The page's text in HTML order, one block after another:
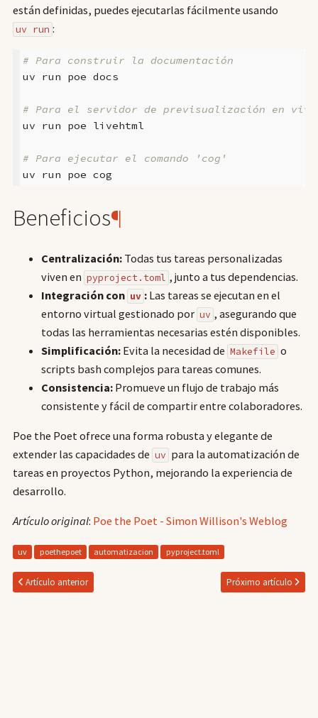
están definidas, puedes ejecutarlas fácilmente usando
uv run :
# Para construir la documentación
uv
run poe docs
# Para el servidor de previsualización en vivo
uv
run poe livehtml
# Para ejecutar el comando 'cog'
uv
run poe
Beneficios¶
Centralización:Todas tus tareas personalizadas
viven en pyproject.toml , junto a tus dependencias.
Integración con uv :Las tareas se ejecutan en el
entorno virtual gestionado por uv , asegurando que
todas las herramientas necesarias estén disponibles.
Simplificación:Evita la necesidad de Makefile o
scripts bash complejos para tareas comunes.
Consistencia:Promueve un flujo de trabajo más
consistente y fácil de compartir entre colaboradores.
Poe the Poet ofrece una forma robusta y elegante de
extender las capacidades de uv para la automatización de
tareas en proyectos Python, mejorando la experiencia de
desarrollo.
Artículo original: Poe the Poet - Simon Willison's Weblog
uv poethepoet automatizacion pyproject.toml
Artículo anterior Próximo artículo